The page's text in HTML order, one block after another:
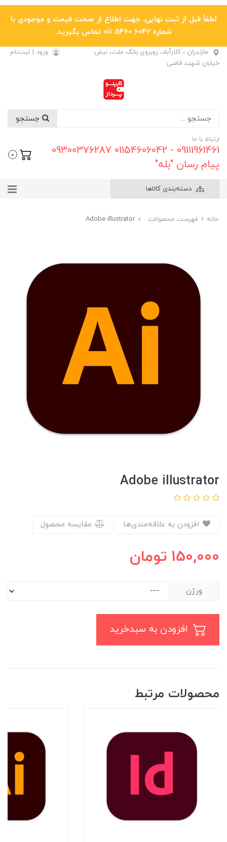
لطفاً قبل از ثبت نهایی، جهت اطلاع از صحت قیمت و موجودی با
شماره 6042 5460 011 تماس بگیرید.
مازندران ، کلارآباد، روبروی بانک ملت، نبش
خیابان شهید قاضی
ورود | ثبت‌نام
ارتباط با ما
09111961461 - 01154606042 09300376287
پیام رسان "بله"
0
دسته‌بندی کالاها
خانه فهرست محصولات Adobe illustrator
Adobe illustrator
مقایسه محصول
150,000 تومان
ورژن
محصولات مرتبط